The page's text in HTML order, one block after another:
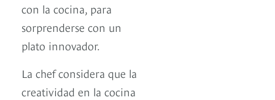
con la cocina, para
sorprenderse con un
plato innovador.
La chef considera que la
creatividad en la cocina